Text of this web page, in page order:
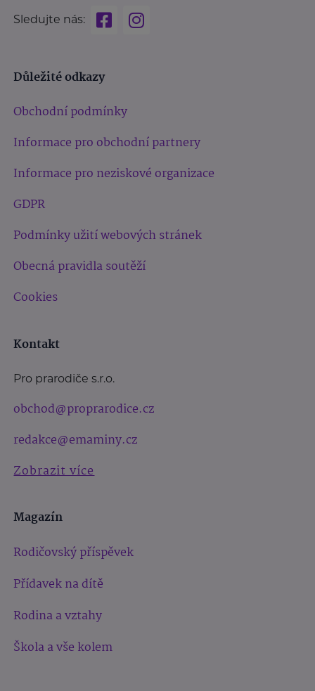
Sledujte nás:
Důležité odkazy
Obchodní podmínky
Informace pro obchodní partnery
Informace pro neziskové organizace
GDPR
Podmínky užití webových stránek
Obecná pravidla soutěží
Cookies
Kontakt
Pro prarodiče s.r.o.
obchod@proprarodice.cz
redakce@emaminy.cz
Zobrazit více
Magazín
Rodičovský příspěvek
Přídavek na dítě
Rodina a vztahy
Škola a vše kolem